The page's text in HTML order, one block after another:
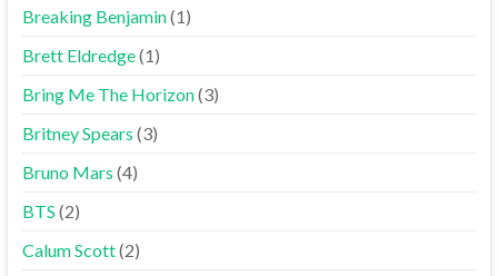
Breaking Benjamin(1)
Brett Eldredge(1)
Bring Me The Horizon(3)
Britney Spears (3)
Bruno Mars (4)
BTS (2)
Calum Scott(2)